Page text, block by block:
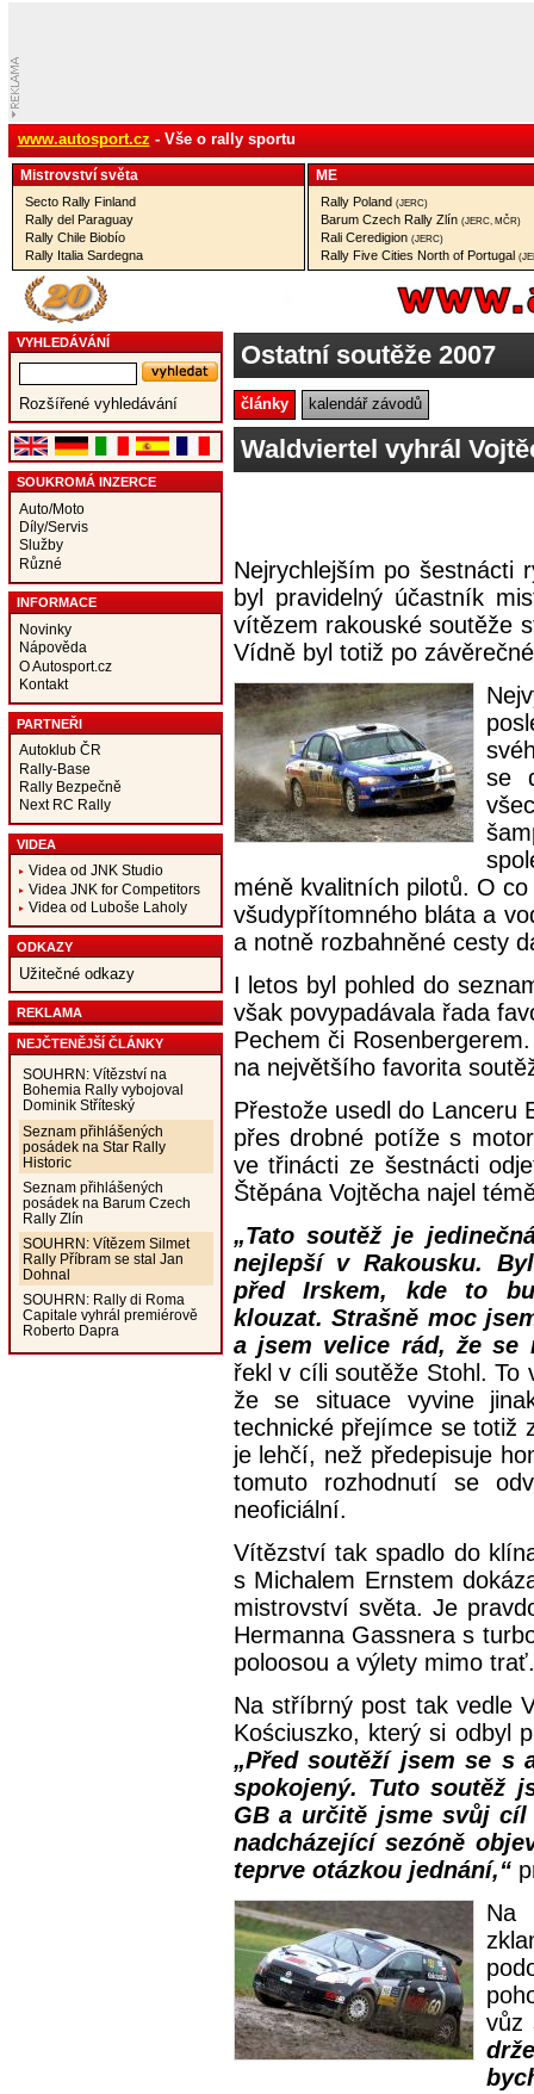
www.autosport.cz - Vše o rally sportu
Mistrovství­ světa
Secto Rally Finland
Rally del Paraguay
Rally Chile Biobío
Rally Italia Sardegna
ME
Rally Poland (JERC)
Barum Czech Rally Zlín (JERC, MČR)
Rali Ceredigion (JERC)
Rally Five Cities North of Portugal
VYHLEDÁVÁNÍ
Rozšířené vyhledávání
SOUKROMÁ INZERCE
Auto/Moto
Díly/Servis
Služby
Různé
INFORMACE
Novinky
Nápověda
O Autosport.cz
Kontakt
PARTNEŘI
Autoklub ČR
Rally-Base
Rally Bezpečně
Next RC Rally
VIDEA
Videa od JNK Studio
Videa JNK for Competitors
Videa od Luboše Laholy
ODKAZY
Užitečné odkazy
REKLAMA
NEJČTENĚJŠÍ ČLÁNKY
SOUHRN: Vítězství na
Bohemia Rally vybojoval
Dominik Stříteský
Seznam přihlášených
posádek na Star Rally
Historic
Seznam přihlášených
posádek na Barum Czech
Rally Zlín
SOUHRN: Vítězem Silmet
Rally Příbram se stal Jan
Dohnal
SOUHRN: Rally di Roma
Capitale vyhrál premiérově
Roberto Dapra
Ostatní soutěže 2007
články kalendář závodů
Waldviertel vyhrál
Nejrychlejším po šestnácti
byl pravidelný účastník
vítězem rakouské soutěže
Vídně byl totiž po
se
méně kvalitních pilotů. O
všudypřítomného bláta a
a notně rozbahněné cesty
I letos byl pohled do
však povypadávala řada
Pechem či
na největšího favorita
Přestože usedl do Lanceru
přes drobné potíže s
ve třinácti ze šestnácti
Štěpána Vojtěcha najel
„Tato soutěž je
nejlepší v Rakousku.
před Irskem, kde to
klouzat. Strašně moc
a jsem velice rád, že se
řekl v cíli soutěže Stohl. To
že se situace vyvine
technické přejímce se totiž
je lehčí, než předepisuje
tomuto rozhodnutí se
neoficiální.
Vítězství tak spadlo do
s Michalem Ernstem
mistrovství světa. Je
Hermanna Gassnera s
poloosou a výlety mimo trať.
Na stříbrný post tak vedle
Kościuszko, který si odbyl
„Před soutěží jsem se s
spokojený. Tuto soutěž
GB a určitě jsme svůj
nadcházející sezóně
teprve otázkou jednání,“
Na
vůz